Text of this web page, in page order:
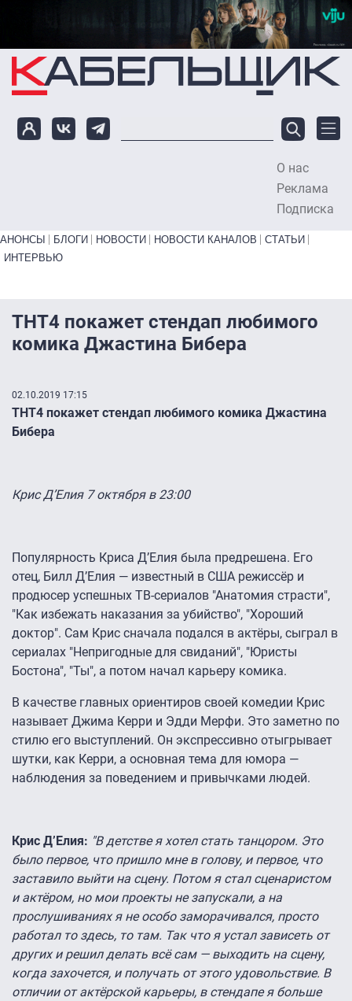
Перейти к основному содержанию
О нас
Реклама
Подписка
Primary links bottom
АНОНСЫ БЛОГИ НОВОСТИ НОВОСТИ КАНАЛОВ
СТАТЬИ
ИНТЕРВЬЮ
ТНТ4 покажет стендап любимого
комика Джастина Бибера
02.10.2019 17:15
ТНТ4 покажет стендап любимого комика Джастина
Бибера
Крис Д’Елия 7 октября в 23:00
Популярность Криса Д’Елия была предрешена. Его
отец, Билл Д’Елия — известный в США режиссёр и
продюсер успешных ТВ-сериалов "Анатомия страсти",
"Как избежать наказания за убийство", "Хороший
доктор". Сам Крис сначала подался в актёры, сыграл в
сериалах "Непригодные для свиданий", "Юристы
Бостона", "Ты", а потом начал карьеру комика.
В качестве главных ориентиров своей комедии Крис
называет Джима Керри и Эдди Мерфи. Это заметно по
стилю его выступлений. Он экспрессивно отыгрывает
шутки, как Керри, а основная тема для юмора —
наблюдения за поведением и привычками людей.
Крис Д’Елия: "В детстве я хотел стать танцором. Это
было первое, что пришло мне в голову, и первое, что
заставило выйти на сцену. Потом я стал сценаристом
и актёром, но мои проекты не запускали, а на
прослушиваниях я не особо заморачивался, просто
работал то здесь, то там. Так что я устал зависеть от
других и решил делать всё сам — выходить на сцену,
когда захочется, и получать от этого удовольствие. В
отличии от актёрской карьеры, в стендапе я больше